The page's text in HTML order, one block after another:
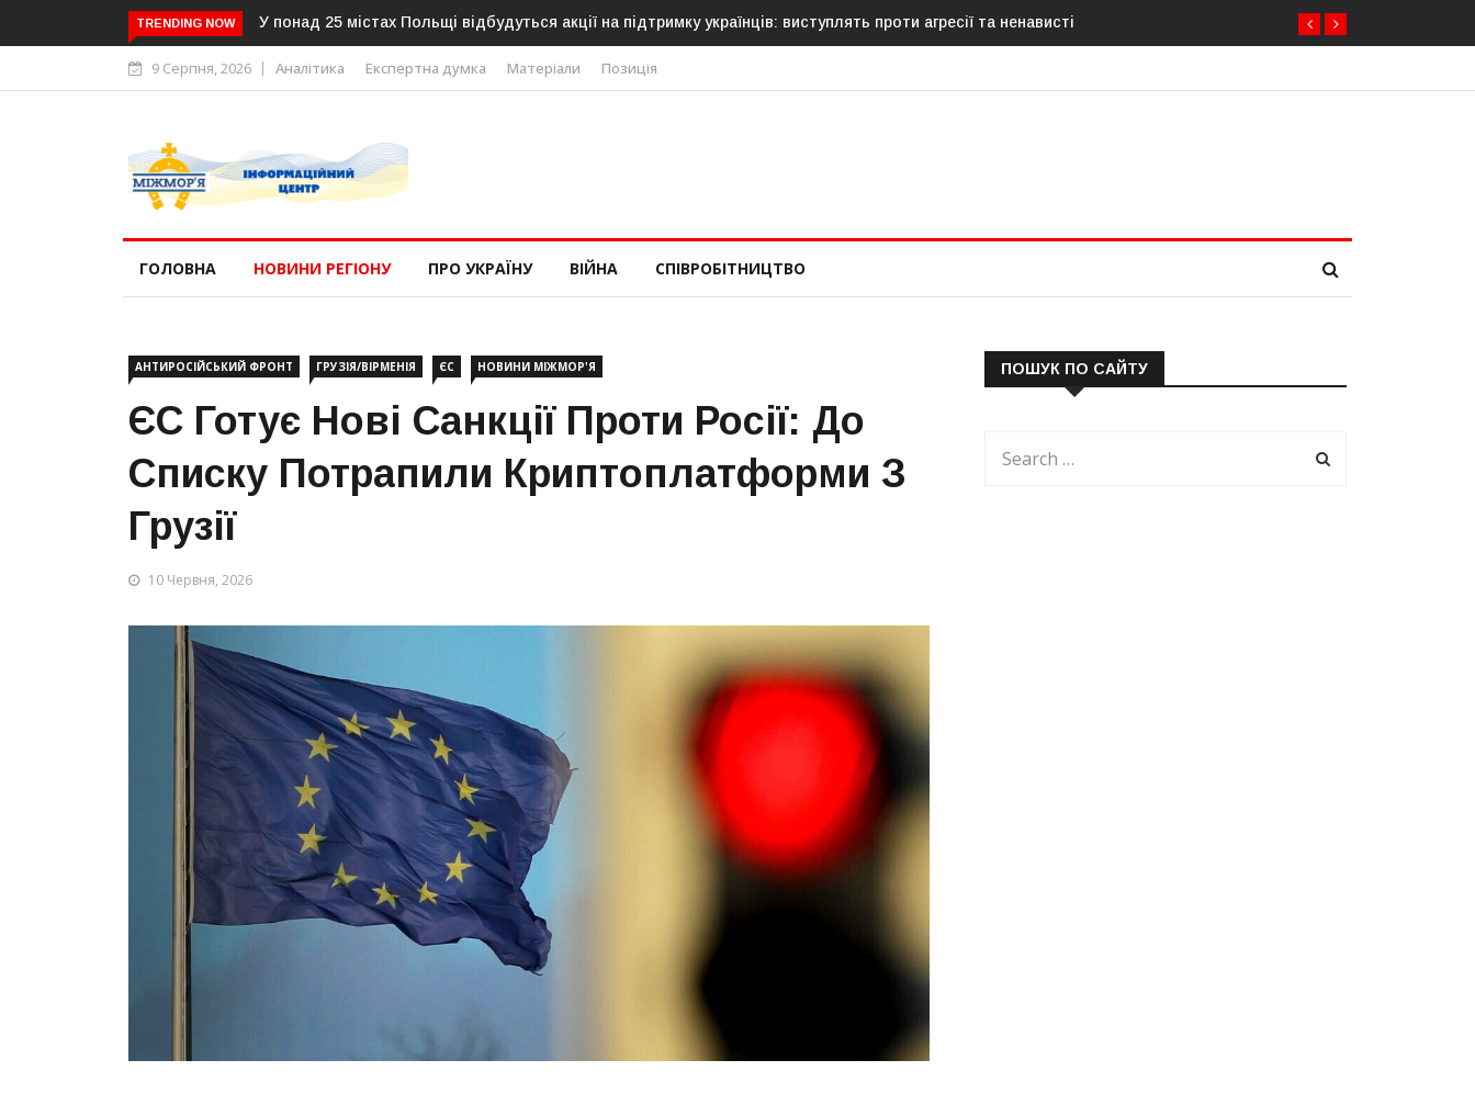
TRENDING NOWУ понад 25 містах Польщі відбудуться акції на підтримку українців: виступлять проти агресії та ненавистіРосія готує повну анексію Південної Осетії: Британія,
загрозу
9 Серпня, 2026 Аналітика Експертна думка Матеріали Позиція
ГОЛОВНА НОВИНИ РЕГІОНУ ПРО УКРАЇНУ ВІЙНА СПІВРОБІТНИЦТВО
АНТИРОСІЙСЬКИЙ ФРОНТ ГРУЗІЯ/ВІРМЕНІЯ ЄС НОВИНИ МІЖМОР'Я
ЄС Готує Нові Санкції Проти Росії: До
Списку Потрапили Криптоплатформи З
Грузії
10 Червня, 2026
ПОШУК ПО САЙТУ